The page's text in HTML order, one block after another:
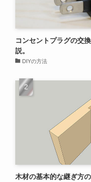
コンセントプラグの交
説。
DIYの方法
木材の基本的な継ぎ方の